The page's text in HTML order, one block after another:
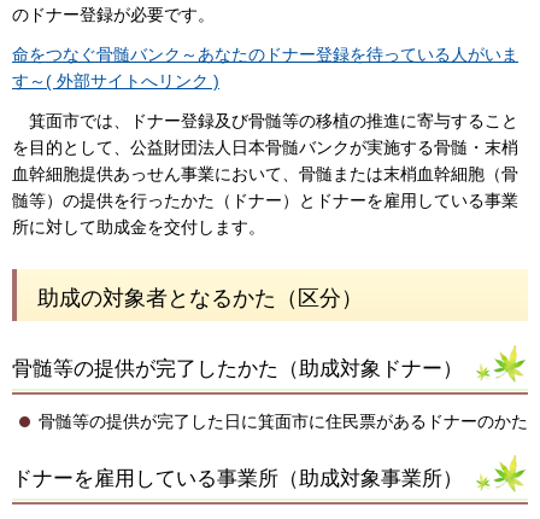
のドナー登録が必要です。
命をつなぐ骨髄バンク～あなたのドナー登録を待っている人がいま
す～( 外部サイトへリンク )
箕面市では、ドナー登録及び骨髄等の移植の推進に寄与すること
を目的として、公益財団法人日本骨髄バンクが実施する骨髄・末梢
血幹細胞提供あっせん事業において、骨髄または末梢血幹細胞（骨
髄等）の提供を行ったかた（ドナー）とドナーを雇用している事業
所に対して助成金を交付します。
助成の対象者となるかた（区分）
骨髄等の提供が完了したかた（助成対象ドナー）
骨髄等の提供が完了した日に箕面市に住民票があるドナーのかた
ドナーを雇用している事業所（助成対象事業所）